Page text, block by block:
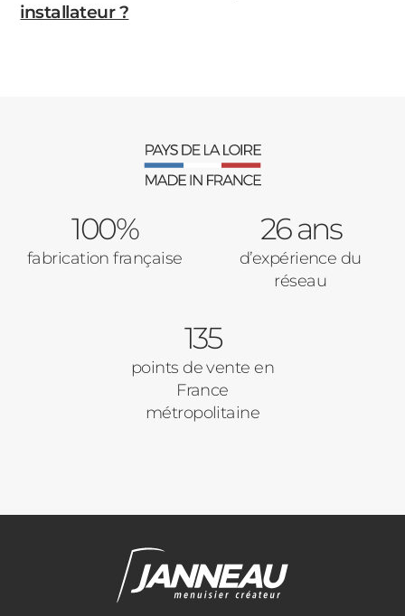
installateur ?
100%
fabrication française
26 ans
d’expérience du
réseau
135
points de vente en
France
métropolitaine